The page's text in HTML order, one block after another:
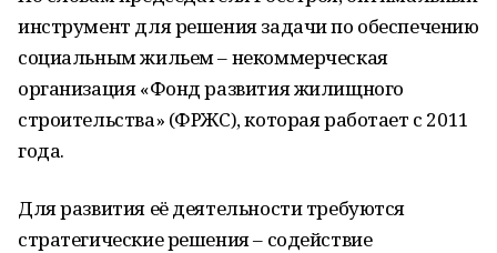
инструмент для решения задачи по обеспечению
социальным жильем – некоммерческая
организация «Фонд развития жилищного
строительства» (ФРЖС), которая работает с 2011
года.
Для развития её деятельности требуются
стратегические решения – содействие